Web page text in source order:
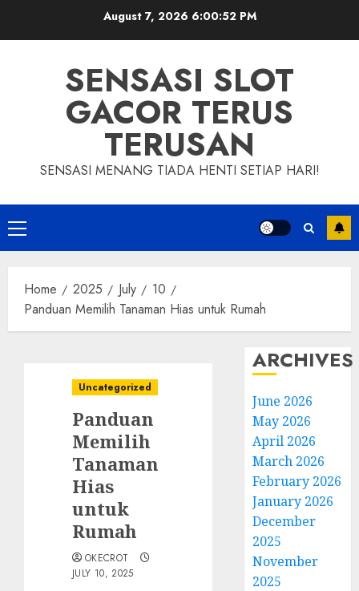
August 7, 2026 6:00:53 PM
SENSASI SLOT
GACOR TERUS
TERUSAN
SENSASI MENANG TIADA HENTI SETIAP HARI!
Primary
Menu
Home 2025 July
10
Panduan Memilih Tanaman Hias untuk Rumah
Uncategorized
Panduan
Memilih
Tanaman
Hias
untuk
Rumah
OKECROT
JULY 10, 2025
ARCHIVES
June 2026
May 2026
April 2026
March 2026
February 2026
January 2026
December
2025
November
2025